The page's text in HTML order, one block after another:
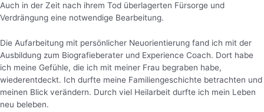
Auch in der Zeit nach ihrem Tod überlagerten Fürsorge und
Verdrängung eine notwendige Bearbeitung.
Die Aufarbeitung mit persönlicher Neuorientierung fand ich mit der
Ausbildung zum Biografieberater und Experience Coach. Dort habe
ich meine Gefühle, die ich mit meiner Frau begraben habe,
wiederentdeckt. Ich durfte meine Familiengeschichte betrachten und
meinen Blick verändern. Durch viel Heilarbeit durfte ich mein Leben
neu beleben.